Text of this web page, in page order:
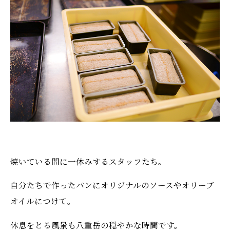
焼いている間に一休みするスタッフたち。
自分たちで作ったパンにオリジナルのソースやオリーブ
オイルにつけて。
休息をとる風景も八重岳の穏やかな時間です。